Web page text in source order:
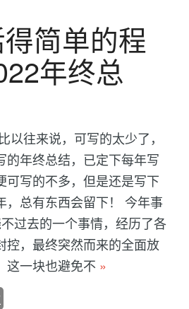
简单的程
年终总
以往来说，可写的太少了，
的年终总结，已定下每年写
可写的不多，但是还是写下
，总有东西会留下！ 今年事
过去的一个事情，经历了各
控，最终突然而来的全面放
这一块也避免不 »